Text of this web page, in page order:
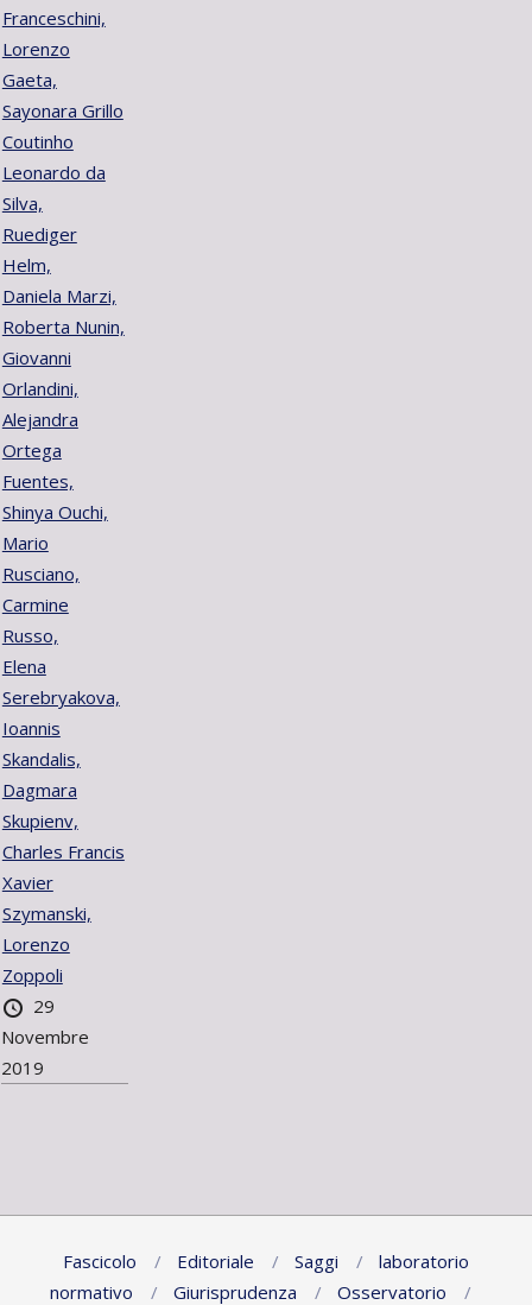
Franceschini,
Lorenzo
Gaeta,
Sayonara Grillo
Coutinho
Leonardo da
Silva,
Ruediger
Helm,
Daniela Marzi,
Roberta Nunin,
Giovanni
Orlandini,
Alejandra
Ortega
Fuentes,
Shinya Ouchi,
Mario
Rusciano,
Carmine
Russo,
Elena
Serebryakova,
Ioannis
Skandalis,
Dagmara
Skupienv,
Charles Francis
Xavier
Szymanski,
Lorenzo
Zoppoli
29
Novembre
2019
Fascicolo Editoriale Saggi
laboratorio
normativo
Giurisprudenza
Osservatorio